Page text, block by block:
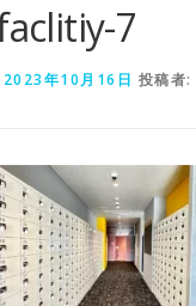
7
2023年10月16日 投稿者: